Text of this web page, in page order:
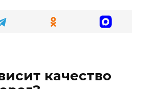
качество